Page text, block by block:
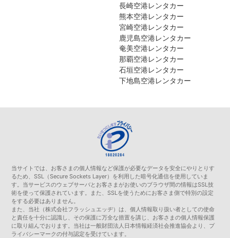
長崎空港レンタカー
熊本空港レンタカー
宮崎空港レンタカー
鹿児島空港レンタカー
奄美空港レンタカー
那覇空港レンタカー
石垣空港レンタカー
下地島空港レンタカー
当サイトでは、お客さまの個人情報など保護が必要なデータを安全にやりとりす
るため、SSL（Secure Sockets Layer）を利用した暗号化通信を使用していま
す。当サービスのウェブサーバとお客さまがお使いのブラウザ間の情報はSSL技
術を使って保護されています。また、SSLを使うためにお客さま側で特別の設定
をする必要はありません。
また、当社（株式会社フラッシュエッヂ）は、個人情報取り扱い者としての使命
と責任を十分に認識し、その保護に万全な措置を講じ、お客さまの個人情報保護
に取り組んでおります。当社は一般財団法人日本情報経済社会推進協会より、プ
ライバシーマークの付与認定を受けています。